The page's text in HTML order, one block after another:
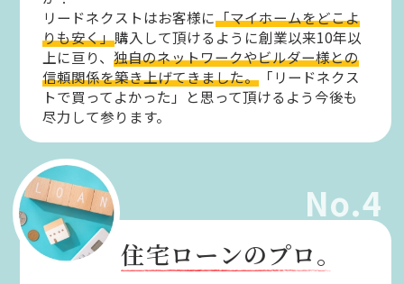
リードネクストはお客様に「マイホームをどこよ
りも安く」購入して頂けるように創業以来10年以
上に亘り、独自のネットワークやビルダー様との
信頼関係を築き上げてきました。 「リードネクス
トで買ってよかった」と思って頂けるよう今後も
尽力して参ります。
No.4
住宅ローンのプロ。